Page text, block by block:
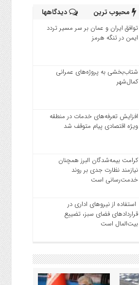
محبوب ترین دیدگاهها
توافق ایران و عمان بر سر مسیر تردد
ایمن در تنگه هرمز
شتاب‌بخشی به پروژه‌های عمرانی
کمال‌شهر
افزایش تعرفه‌های خدمات در منطقه
ویژه اقتصادی پیام متوقف شد
کرامت بیمه‌شدگان البرز همچنان
نیازمند نظارت جدی بر روند
خدمت‌رسانی است
استفاده از نیروهای اداری در
قراردادهای فضای سبز، تضییع
بیت‌المال است